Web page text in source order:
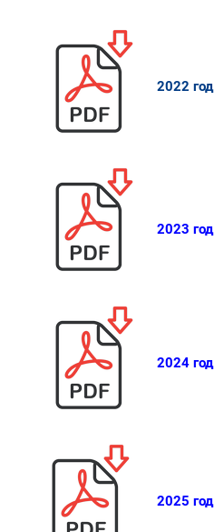
2022 год
2023 год
2024 год
2025 год